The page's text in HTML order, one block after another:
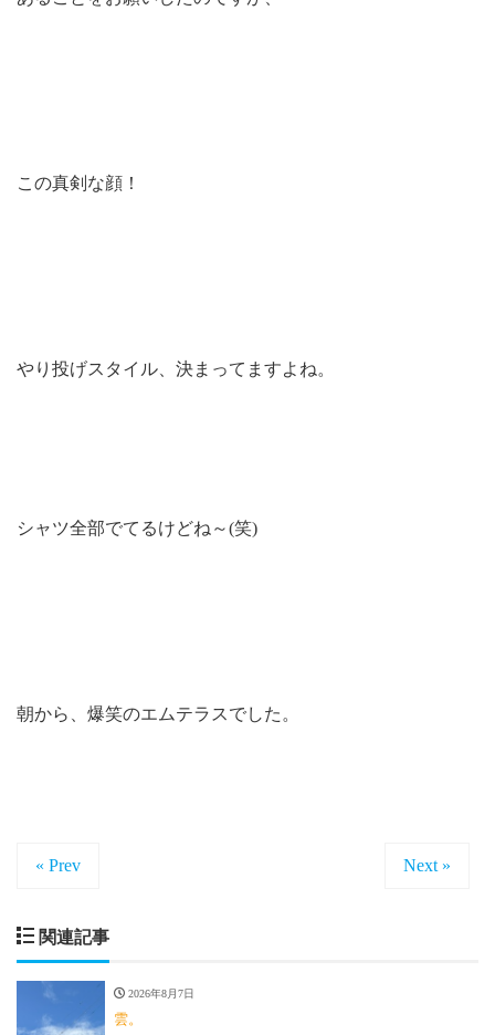
この真剣な顔！
やり投げスタイル、決まってますよね。
シャツ全部でてるけどね～(笑)
朝から、爆笑のエムテラスでした。
« Prev Next »
関連記事
2026年8月7日
雲。